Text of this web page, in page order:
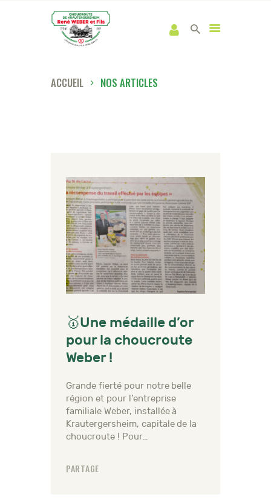
ACCUEIL NOS ARTICLES
🥇Une médaille d’or
pour la choucroute
Weber !
Grande fierté pour notre belle
région et pour l’entreprise
familiale Weber, installée à
Krautergersheim, capitale de la
choucroute ! Pour…
PARTAGE